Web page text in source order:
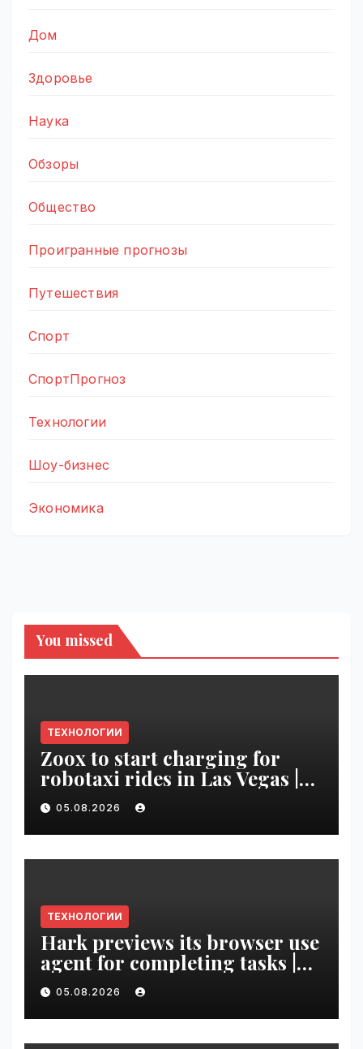
Дом
Здоровье
Наука
Обзоры
Общество
Проигранные прогнозы
Путешествия
Спорт
СпортПрогноз
Технологии
Шоу-бизнес
Экономика
You missed
ТЕХНОЛОГИИ
Zoox to start charging for
robotaxi rides in Las Vegas |
VseTime.ru
05.08.2026
ТЕХНОЛОГИИ
Hark previews its browser use
agent for completing tasks |
VseTime.ru
05.08.2026